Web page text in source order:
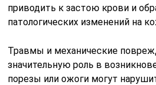
приводить к застою крови и
патологических изменений на
Травмы и механические
значительную роль в
порезы или ожоги могут